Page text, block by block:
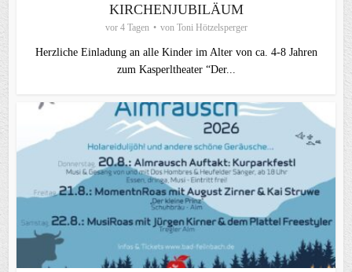
KIRCHENJUBILÄUM
vor 4 Tagen von Toni Hötzelsperger
Herzliche Einladung an alle Kinder im Alter von ca. 4-8 Jahren
zum Kasperltheater “Der...